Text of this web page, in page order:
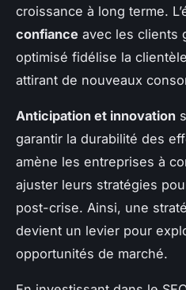
croissance à long terme.
confiance avec les clients
optimisé fidélise la
attirant de nouveaux
Anticipation et innovation
garantir la durabilité des
amène les entreprises à
ajuster leurs stratégies
post-crise. Ainsi, une
devient un levier pour
opportunités de marché.